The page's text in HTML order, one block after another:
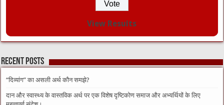
View Results
Recent Posts
“दिव्यांग” का असली अर्थ कौन समझे?
दान और स्वास्थ्य के वास्तविक अर्थ पर एक विशेष दृष्टिकोण समाज और अभ्यर्थियों के लिए